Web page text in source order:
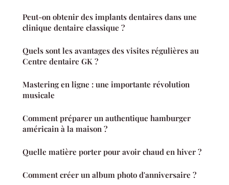
Peut-on obtenir des implants dentaires dans une
clinique dentaire classique ?
Quels sont les avantages des visites régulières au
Centre dentaire GK ?
Mastering en ligne : une importante révolution
musicale
Comment préparer un authentique hamburger
américain à la maison ?
Quelle matière porter pour avoir chaud en hiver ?
Comment créer un album photo d'anniversaire ?